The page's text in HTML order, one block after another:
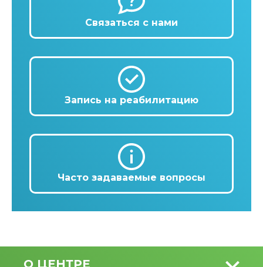
Связаться с нами
Запись на реабилитацию
Часто задаваемые вопросы
О ЦЕНТРЕ